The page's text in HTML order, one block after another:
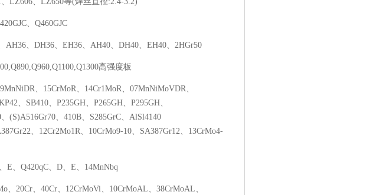
、Q460GJC
AH36、DH36、EH36、AH40、DH40、EH40、2HGr50
高强度板
、15CrMoR、14Cr1MoR、07MnNiMoVDR、
、SB410、P235GH、P265GH、P295GH、
(S)A516Gr70、410B、S285GrC、AlSl4140
、12Cr2Mo1R、10CrMo9-10、SA387Gr12、13CrMo4-
B
E、Q420qC、D、E、14MnNbq
20Cr、40Cr、12CrMoVi、10CrMoAL、38CrMoAL、